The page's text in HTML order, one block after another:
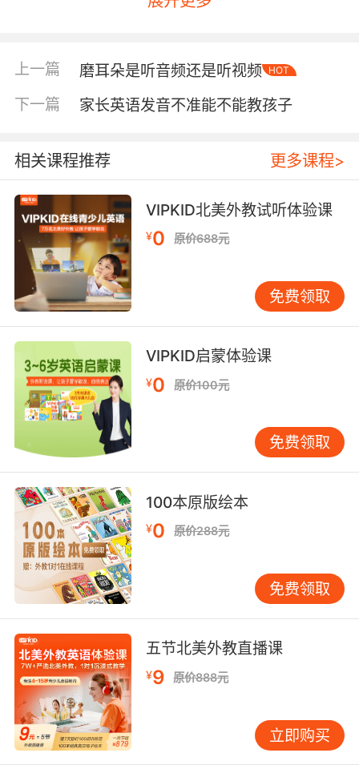
加入“jump”“play”等新词的音频就很合适。可用
钟，每听到一个不懂的词就伸出一根手指。如果
超过五个生词，材料太难；少于三个，可能太简
单；三到五个则是比较理想的挑战区。 时间安排
有讲究。一天中有几个“黄金时段”适合听力训
路上或乘车时，白噪音环境反而能帮助孩子集中
注意力，可尝试新内容；睡前半小时是记忆活跃
期，放一些舒缓的儿歌或故事，孩子更容易记
住。注意，不要让孩子同时做需高度集中注意力
的事，如写作业或搭复杂积木。简单的拼图、涂
色或吃饭时听，效果更好。 孩子需要听多久才能
看到效果？这没有标准答案，因为每个孩子的起
点、兴趣和投入程度不同。但我可以分享一个例
子。小宇刚开始启蒙时，妈妈每天让他听半小时
完全听不懂的动画片音频，结果孩子一听英语就
捂耳朵。后来，我建议他们从最简单的《Super
Simple Songs》开始，先看视频理解内容，再听
音频。妈妈每天陪他听十五分钟，边听边做动
作。三个月后，小宇不仅能跟唱，还能在听到
“clap your hands”时自然拍手。现在他已能听懂
《Peppa Pig》中的大部分日常对话了。 不同年
龄段的孩子，适合的材料和方法也不同。对于3-
5岁幼儿，推荐《Maisy》系列动画和音频，句子
简短，场景生活化。4-6岁可尝试《Peppa
Pig》，家庭对话贴近生活，能学到很多社交表
达。6岁以上且有基础的孩子，可以挑战《Magic
Key》这类带故事情节的音频，词汇量更大，表
达更丰富。 儿歌方面，《Super Simple
Songs》是入门首选，动作性强，孩子可边唱边
做。例如《Head, Shoulders, Knees and
Toes》，孩子在指认身体部位的过程中自然记住
了单词。《Cocomelon》涵盖刷牙、吃饭、上学
等日常生活场景，旋律朗朗上口，容易记忆。 但
光听还不够。我常建议家长每周选一段孩子熟悉
的音频，进行 “听-读-说”闭环训练。第一步，让
上一篇 磨耳朵是听音频还是听视频 HOT
下一篇 家长英语发音不准能不能教孩子
相关课程推荐 更多课程>
VIPKID北美外教试听体验课
¥0 原价688元
免费领取
VIPKID启蒙体验课
¥0 原价100元
免费领取
100本原版绘本
¥0 原价288元
免费领取
五节北美外教直播课
¥9 原价888元
立即购买